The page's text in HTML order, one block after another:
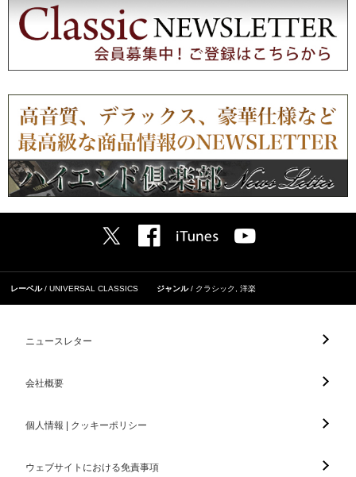
レーベル UNIVERSAL CLASSICS ジャンル クラシック 洋楽
ニュースレター
会社概要
個人情報 | クッキーポリシー
ウェブサイトにおける免責事項